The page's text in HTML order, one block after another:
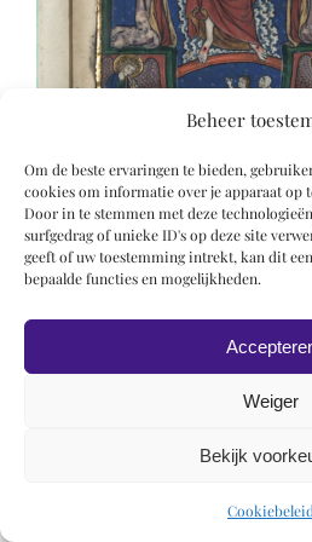
Beheer
Om de beste ervaringen te bieden,
cookies om informatie over je apparaat op
Door in te stemmen met deze
surfgedrag of unieke ID's op deze site
geeft of uw toestemming intrekt, kan dit
bepaalde functies en mogelijkheden.
Weiger
Bekijk
Cookiebeleid
© 2019 Roel Wiechers |